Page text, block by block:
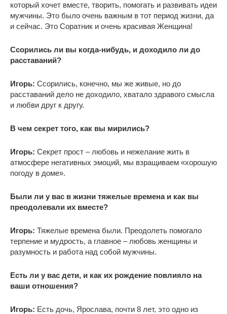
который хочет вместе, творить, помогать и развивать идеи
мужчины. Это было очень важным в тот период жизни, да
и сейчас. Это Соратник и очень красивая Женщина!
Ссорились ли вы когда-нибудь, и доходило ли до
расставаний?
Игорь: Ссорились, конечно, мы же живые, но до
расставаний дело не доходило, хватало здравого смысла
и любви друг к другу.
В чем секрет того, как вы мирились?
Игорь: Секрет прост – любовь и нежелание жить в
атмосфере негативных эмоций, мы взращиваем «хорошую
погоду в доме».
Были ли у вас в жизни тяжелые времена и как вы
преодолевали их вместе?
Игорь: Тяжелые времена были. Преодолеть помогало
терпение и мудрость, а главное – любовь женщины и
разумность и работа над собой мужчины.
Есть ли у вас дети, и как их рождение повлияло на
ваши отношения?
Игорь: Есть дочь, Ярослава, почти 8 лет, это одно из